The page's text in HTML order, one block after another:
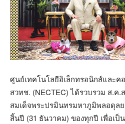
ศูนย์เทคโนโลยีอิเล็กทรอนิกส์และค
สวทช. (NECTEC) ได้รวบรวม ส.ค
สมเด็จพระปรมินทรมหาภูมิพลอดุล
สิ้นปี (31 ธันวาคม) ของทุกปี เพื่อเ